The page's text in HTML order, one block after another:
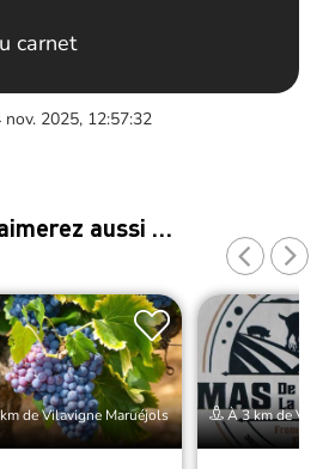
carnet
2025, 12:57:32
aussi …
de Vilavigne Maruéjols
À 3 km de